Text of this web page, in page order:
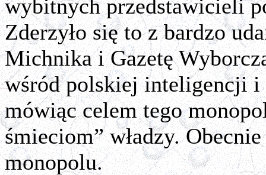
wybitnych przedstawicieli
Zderzyło się to z bardzo
Michnika i Gazetę
wśród polskiej inteligencji
mówiąc celem tego
śmieciom” władzy.
monopolu.